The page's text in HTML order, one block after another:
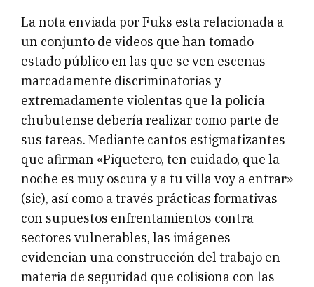
La nota enviada por Fuks esta relacionada a
un conjunto de videos que han tomado
estado público en las que se ven escenas
marcadamente discriminatorias y
extremadamente violentas que la policía
chubutense debería realizar como parte de
sus tareas. Mediante cantos estigmatizantes
que afirman «Piquetero, ten cuidado, que la
noche es muy oscura y a tu villa voy a entrar»
(sic), así como a través prácticas formativas
con supuestos enfrentamientos contra
sectores vulnerables, las imágenes
evidencian una construcción del trabajo en
materia de seguridad que colisiona con las